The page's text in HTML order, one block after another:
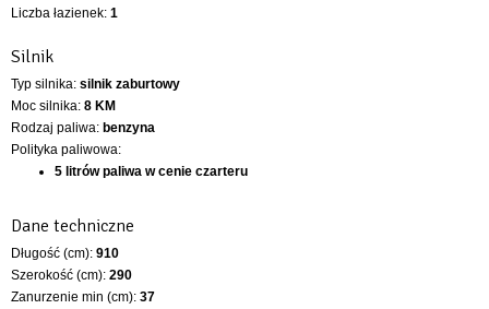
Liczba łazienek: 1
Silnik
Typ silnika: silnik zaburtowy
Moc silnika: 8 KM
Rodzaj paliwa: benzyna
Polityka paliwowa:
5 litrów paliwa w cenie czarteru
Dane techniczne
Długość (cm): 910
Szerokość (cm): 290
Zanurzenie min (cm): 37